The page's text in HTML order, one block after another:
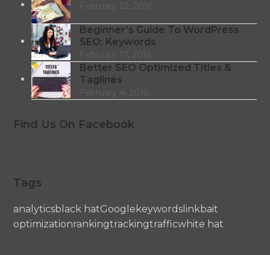
February 22, 2016
Beginner’s Guide To WordPress
SEO: Keywords
February 17, 2016
Better SEO Optimized Titles &
Taglines
February 4, 2016
Find Us On Facebook
Tags
analyticsblack hatGoogle keywords linkbait
optimizationrankingtrackingtrafficwhite hat